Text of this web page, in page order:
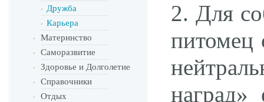
Дружба
Карьера
Материнство
Саморазвитие
Здоровье и Долголетие
Справочники
Отдых
2. Для
питомец
наград»